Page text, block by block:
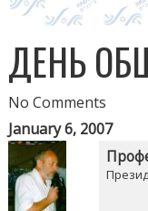
ДЕНЬ
No Comments
January 6, 2007